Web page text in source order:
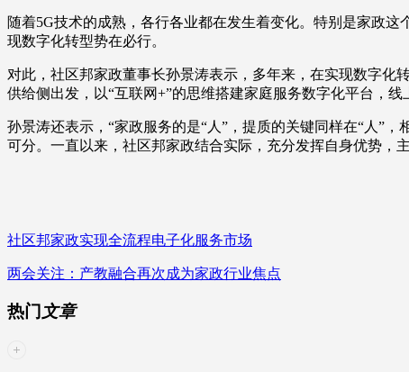
随着5G技术的成熟，各行各业都在发生着变化。特别是家政
现数字化转型势在必行。
对此，社区邦家政董事长孙景涛表示，多年来，在实现数字化
供给侧出发，以“互联网+”的思维搭建家庭服务数字化平台，
孙景涛还表示，“家政服务的是“人”，提质的关键同样在“人”
可分。一直以来，社区邦家政结合实际，充分发挥自身优势，
社区邦家政实现全流程电子化服务市场
两会关注：产教融合再次成为家政行业焦点
热门 文章